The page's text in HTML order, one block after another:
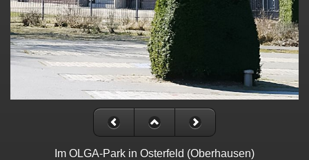
Im OLGA-Park in Osterfeld (Oberhausen)